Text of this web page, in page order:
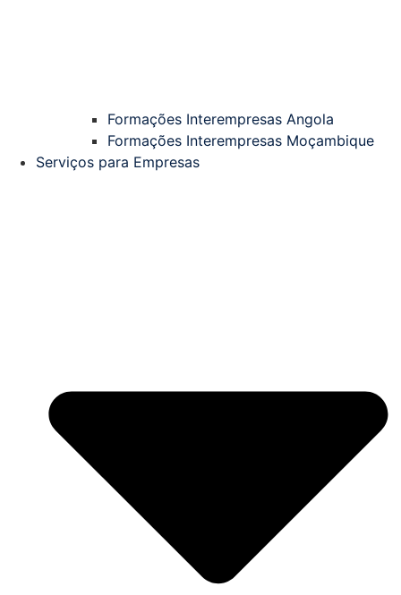
Formações Interempresas Angola
Formações Interempresas Moçambique
Serviços para Empresas